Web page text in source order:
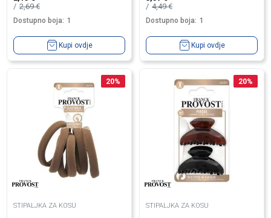
2,69€
Dostupno boja: 1
Kupi ovdje
4,49€
Dostupno boja: 1
Kupi ovdje
20%
STIPALJKA ZA KOSU
20%
STIPALJKA ZA KOSU